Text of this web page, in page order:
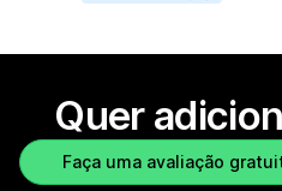
Quer
Faça uma avaliação